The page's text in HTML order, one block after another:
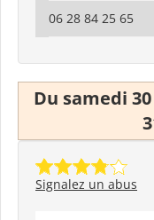
06 28 84 25 65
Du samedi
Signalez un abus